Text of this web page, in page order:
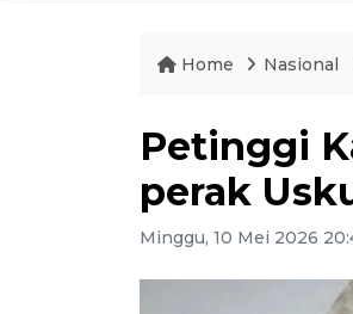
Home Nasional
Petinggi
perak
Minggu, 10 Mei 2026